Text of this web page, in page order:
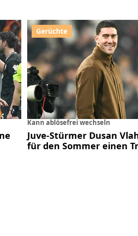
Kann ablösefrei wechseln
Juve-Stürmer Dusan
für den Sommer einen